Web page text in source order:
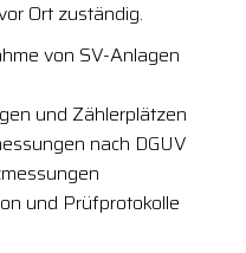
Ort zuständig.
von SV-Anlagen
und Zählerplätzen
nach DGUV
und Prüfprotokolle